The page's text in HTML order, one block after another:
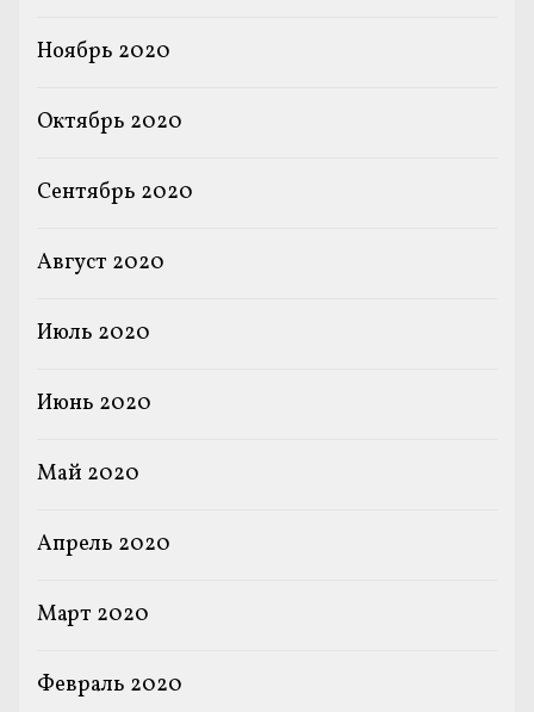
Ноябрь 2020
Октябрь 2020
Сентябрь 2020
Август 2020
Июль 2020
Июнь 2020
Май 2020
Апрель 2020
Март 2020
Февраль 2020